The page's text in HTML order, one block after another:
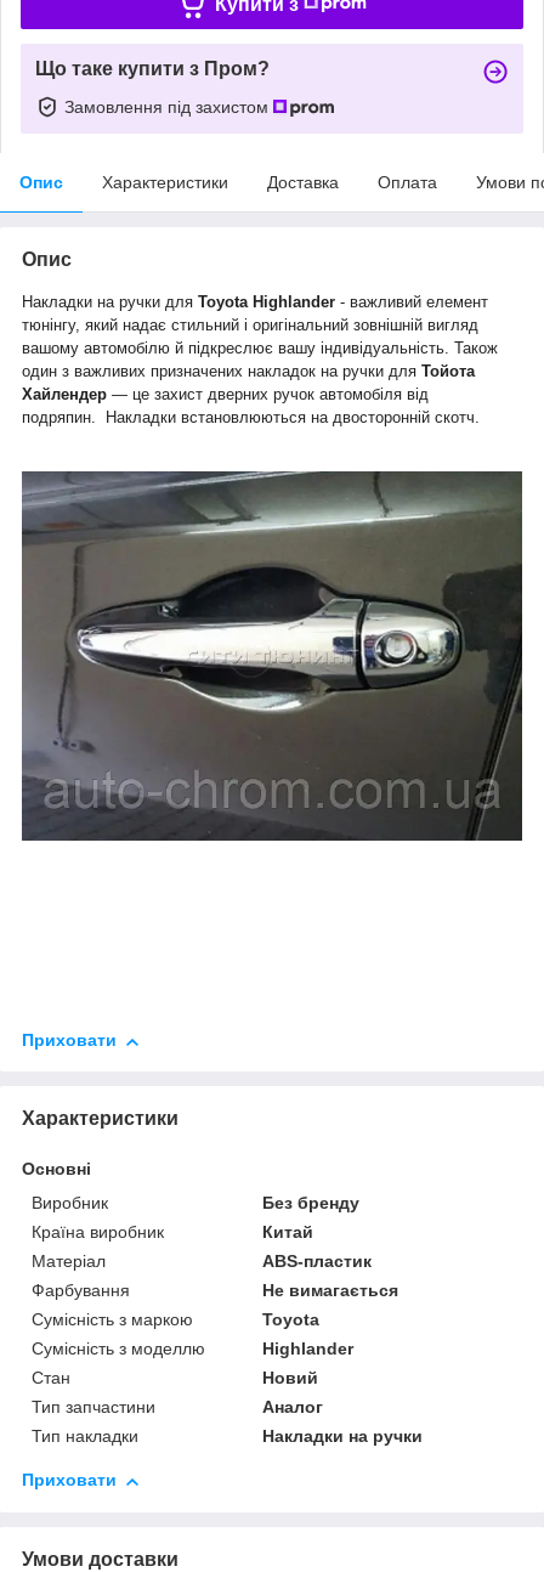
Що таке купити з Пром?
Замовлення під захистом
Опис Характеристики Доставка Оплата Умови
Опис
Накладки на ручки для Toyota Highlander - важливий елемент
тюнінгу, який надає стильний і оригінальний зовнішній вигляд
вашому автомобілю й підкреслює вашу індивідуальність. Також
один з важливих призначених накладок на ручки для Тойота
Хайлендер — це захист дверних ручок автомобіля від
подряпин. Накладки встановлюються на двосторонній скотч.
Приховати
Характеристики
Основні
Виробник
Без бренду
Країна виробник
Китай
Матеріал
ABS-пластик
Фарбування
Не вимагається
Сумісність з маркою
Toyota
Сумісність з моделлю
Highlander
Стан
Новий
Тип запчастини
Аналог
Тип накладки
Накладки на ручки
Приховати
Умови доставки